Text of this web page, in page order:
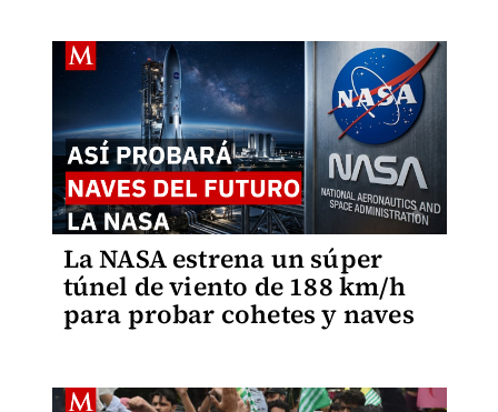
La NASA estrena un súper
túnel de viento de 188 km/h
para probar cohetes y naves